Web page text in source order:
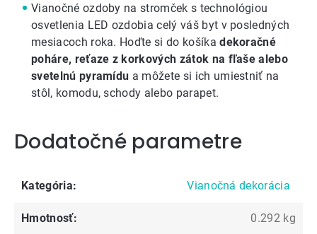
Vianočné ozdoby na stromček s technológiou
osvetlenia LED ozdobia celý váš byt v posledných
mesiacoch roka. Hoďte si do košíkadekoračné
poháre, reťaze z korkových zátok na fľaše alebo
svetelnú pyramídu a môžete si ich umiestniť na
stôl, komodu, schody alebo parapet.
Dodatočné parametre
Kategória: Vianočná dekorácia
Hmotnosť: 0.292 kg